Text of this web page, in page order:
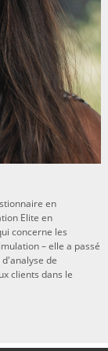
en
Elite en
concerne les
– elle a passé
de
clients dans le